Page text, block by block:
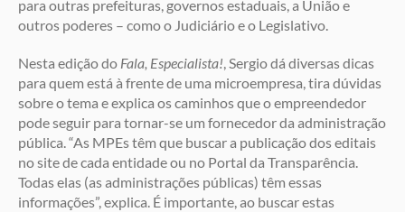
para outras prefeituras, governos estaduais, a União e
outros poderes – como o Judiciário e o Legislativo.
Nesta edição do Fala, Especialista!, Sergio dá diversas dicas
para quem está à frente de uma microempresa, tira dúvidas
sobre o tema e explica os caminhos que o empreendedor
pode seguir para tornar-se um fornecedor da administração
pública. “As MPEs têm que buscar a publicação dos editais
no site de cada entidade ou no Portal da Transparência.
Todas elas (as administrações públicas) têm essas
informações”, explica. É importante, ao buscar estas